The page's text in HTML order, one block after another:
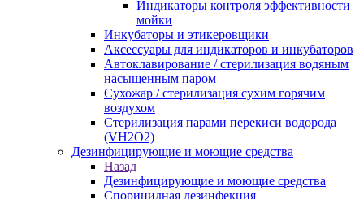
Индикаторы контроля эффективности
мойки
Инкубаторы и этикеровщики
Аксессуары для индикаторов и инкубаторов
Автоклавирование / стерилизация водяным
насыщенным паром
Сухожар / стерилизация сухим горячим
воздухом
Стерилизация парами перекиси водорода
(VH2O2)
Дезинфицирующие и моющие средства
Назад
Дезинфицирующие и моющие средства
Спорицидная дезинфекция